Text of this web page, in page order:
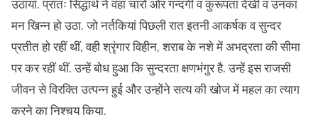
उठाया. प्रातः सिद्धार्थ ने वहां चारों ओर गन्दगी व कुरूपता देखी व उनका
मन खिन्न हो उठा. जो नर्तकियां पिछली रात इतनी आकर्षक व सुन्दर
प्रतीत हो रहीं थीं, वही श्रृंगार विहीन, शराब के नशे में अभद्रता की सीमा
पर कर रहीं थीं. उन्हें बोध हुआ कि सुन्दरता क्षणभंगुर है. उन्हें इस राजसी
जीवन से विरक्ति उत्पन्न हुई और उन्होंने सत्य की खोज में महल का त्याग
करने का निश्चय किया.